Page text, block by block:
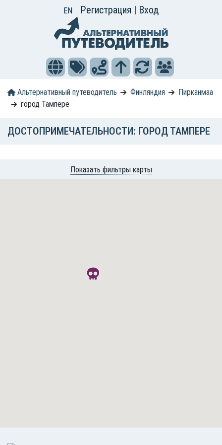
EN Регистрация | Вход
Альтернативный путеводитель Финляндия
Пирканмаа
город Тампере
ДОСТОПРИМЕЧАТЕЛЬНОСТИ: ГОРОД ТАМПЕРЕ
Показать фильтры карты